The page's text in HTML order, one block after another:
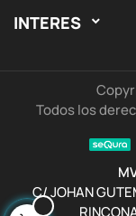
INTERES 
Todos los
C/ JOHAN